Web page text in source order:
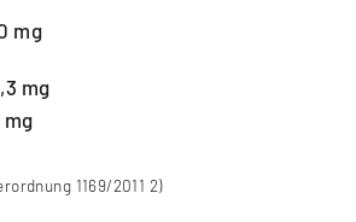
mg
mg
mg
1169/2011 2)